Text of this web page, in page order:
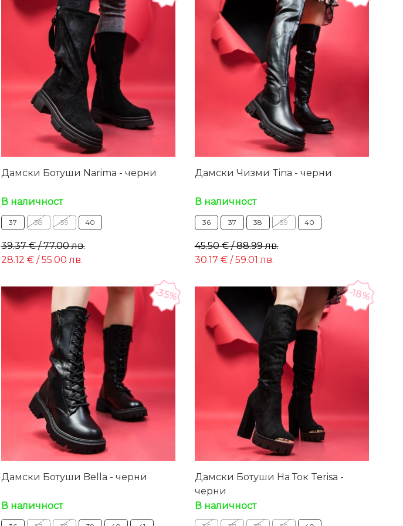
Дамски Ботуши Narima - черни
В наличност
37 38 39 40
39.37 € / 77.00 лв.
28.12 € / 55.00 лв.
Дамски Чизми Tina - черни
В наличност
36 37 38 39 40
45.50 € / 88.99 лв.
30.17 € / 59.01 лв.
-35%
Дамски Ботуши Bella - черни
В наличност
-18%
Дамски Ботуши На Ток Terisa -
черни
В наличност